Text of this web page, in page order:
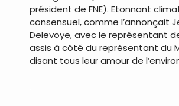
président de FNE). Etonnant
consensuel, comme l’annonçait
Delevoye, avec le représentant
assis à côté du représentant du
disant tous leur amour de